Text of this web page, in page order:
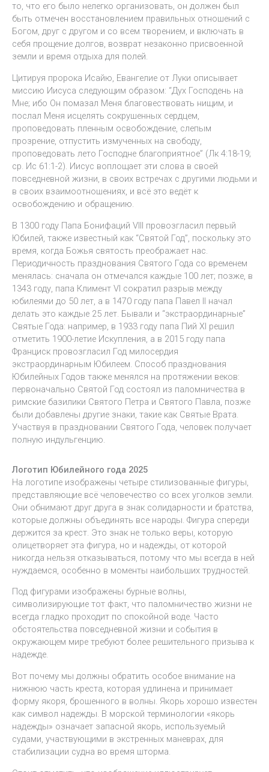
то, что его было нелегко организовать, он должен был
быть отмечен восстановлением правильных отношений с
Богом, друг с другом и со всем творением, и включать в
себя прощение долгов, возврат незаконно присвоенной
земли и время отдыха для полей.
Цитируя пророка Исайю, Евангелие от Луки описывает
миссию Иисуса следующим образом: “Дух Господень на
Мне; ибо Он помазал Меня благовествовать нищим, и
послал Меня исцелять сокрушенных сердцем,
проповедовать пленным освобождение, слепым
прозрение, отпустить измученных на свободу,
проповедовать лето Господне благоприятное” (Лк 4:18-19;
ср. Ис 61:1-2). Иисус воплощает эти слова в своей
повседневной жизни, в своих встречах с другими людьми и
в своих взаимоотношениях, и всё это ведёт к
освобождению и обращению.
В 1300 году Папа Бонифаций VIII провозгласил первый
Юбилей, также известный как “Святой Год”, поскольку это
время, когда Божья святость преображает нас.
Периодичность празднования Святого Года со временем
менялась: сначала он отмечался каждые 100 лет; позже, в
1343 году, папа Климент VI сократил разрыв между
юбилеями до 50 лет, а в 1470 году папа Павел II начал
делать это каждые 25 лет. Бывали и “экстраординарные”
Святые Года: например, в 1933 году папа Пий XI решил
отметить 1900-летие Искупления, а в 2015 году папа
Франциск провозгласил Год милосердия
экстраординарным Юбилеем. Способ празднования
Юбилейных Годов также менялся на протяжении веков:
первоначально Святой Год состоял из паломничества в
римские базилики Святого Петра и Святого Павла, позже
были добавлены другие знаки, такие как Святые Врата.
Участвуя в праздновании Святого Года, человек получает
полную индульгенцию.
Логотип Юбилейного года 2025
На логотипе изображены четыре стилизованные фигуры,
представляющие всё человечество со всех уголков земли.
Они обнимают друг друга в знак солидарности и братства,
которые должны объединять все народы. Фигура спереди
держится за крест. Это знак не только веры, которую
олицетворяет эта фигура, но и надежды, от которой
никогда нельзя отказываться, потому что мы всегда в ней
нуждаемся, особенно в моменты наибольших трудностей.
Под фигурами изображены бурные волны,
символизирующие тот факт, что паломничество жизни не
всегда гладко проходит по спокойной воде. Часто
обстоятельства повседневной жизни и события в
окружающем мире требуют более решительного призыва к
надежде.
Вот почему мы должны обратить особое внимание на
нижнюю часть креста, которая удлинена и принимает
форму якоря, брошенного в волны. Якорь хорошо известен
как символ надежды. В морской терминологии «якорь
надежды» означает запасной якорь, используемый
судами, участвующими в экстренных маневрах, для
стабилизации судна во время шторма.